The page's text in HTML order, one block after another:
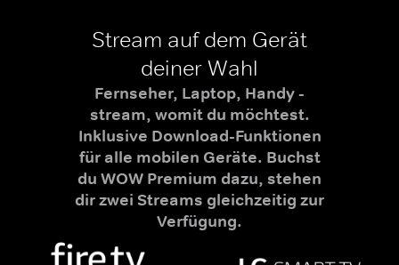
Stream auf dem Gerät
deiner Wahl
Fernseher, Laptop, Handy -
stream, womit du möchtest.
Inklusive Download-Funktionen
für alle mobilen Geräte. Buchst
du WOW Premium dazu, stehen
dir zwei Streams gleichzeitig zur
Verfügung.